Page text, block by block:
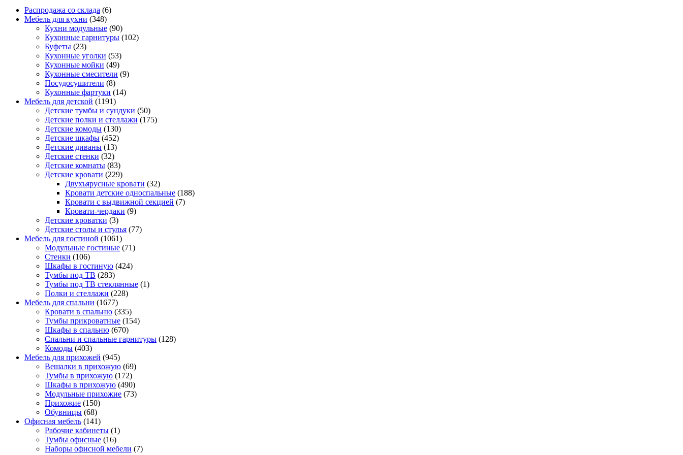
Распродажа со склада (6)
Мебель для кухни (348)
Кухни модульные (90)
Кухонные гарнитуры (102)
Буфеты (23)
Кухонные уголки (53)
Кухонные мойки (49)
Кухонные смесители (9)
Посудосушители (8)
Кухонные фартуки (14)
Мебель для детской (1191)
Детские тумбы и сундуки (50)
Детские полки и стеллажи (175)
Детские комоды (130)
Детские шкафы (452)
Детские диваны (13)
Детские стенки (32)
Детские комнаты (83)
Детские кровати (229)
Двухъярусные кровати (32)
Кровати детские односпальные (188)
Кровати с выдвижной секцией (7)
Кровати-чердаки (9)
Детские кроватки (3)
Детские столы и стулья (77)
Мебель для гостиной (1061)
Модульные гостиные (71)
Стенки (106)
Шкафы в гостиную (424)
Тумбы под ТВ (283)
Тумбы под ТВ стеклянные (1)
Полки и стеллажи (228)
Мебель для спальни (1677)
Кровати в спальню (335)
Тумбы прикроватные (154)
Шкафы в спальню (670)
Спальни и спальные гарнитуры (128)
Комоды (403)
Мебель для прихожей (945)
Вешалки в прихожую (69)
Тумбы в прихожую (172)
Шкафы в прихожую (490)
Модульные прихожие (73)
Прихожие (150)
Обувницы (68)
Офисная мебель (141)
Рабочие кабинеты (1)
Тумбы офисные (16)
Наборы офисной мебели (7)